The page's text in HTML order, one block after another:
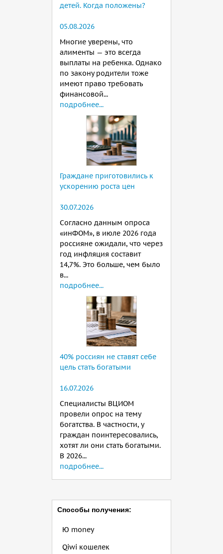
детей. Когда положены?
05.08.2026
Многие уверены, что
алименты — это всегда
выплаты на ребенка. Однако
по закону родители тоже
имеют право требовать
финансовой...
подробнее...
Граждане приготовились к
ускорению роста цен
30.07.2026
Согласно данным опроса
«инФОМ», в июле 2026 года
россияне ожидали, что через
год инфляция составит
14,7%. Это больше, чем было
в...
подробнее...
40% россиян не ставят себе
цель стать богатыми
16.07.2026
Специалисты ВЦИОМ
провели опрос на тему
богатства. В частности, у
граждан поинтересовались,
хотят ли они стать богатыми.
В 2026...
подробнее...
Способы получения:
Ю money
Qiwi кошелек